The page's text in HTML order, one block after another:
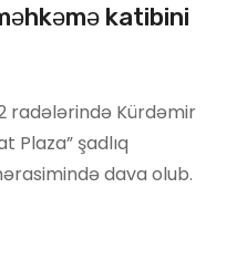
katibini
radələrində Kürdəmir
Plaza” şadlıq
dava olub.